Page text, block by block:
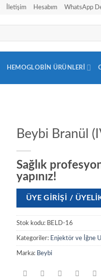
İletişim Hesabım WhatsApp
HEMOGLOBIN ÜRÜNLERI
Beybi Branül
Sağlık
yapınız!
ÜYE GIRIŞI /
Stok kodu: BELD-16
Kategoriler: Enjektör ve İğne
Marka: Beybi